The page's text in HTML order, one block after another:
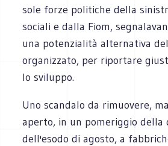
sole forze politiche della
sociali e dalla Fiom,
una potenzialità alternativa
organizzato, per riportare
lo sviluppo.
Uno scandalo da rimuovere,
aperto, in un pomeriggio della
dell'esodo di agosto, a